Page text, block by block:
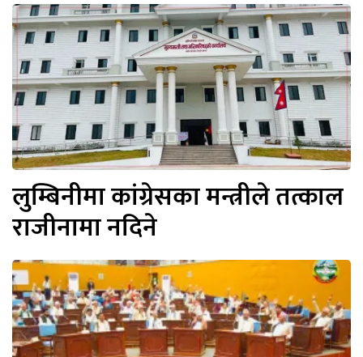
लुम्बिनीमा कांग्रेसका मन्त्रीले तत्काल
राजीनामा नदिने